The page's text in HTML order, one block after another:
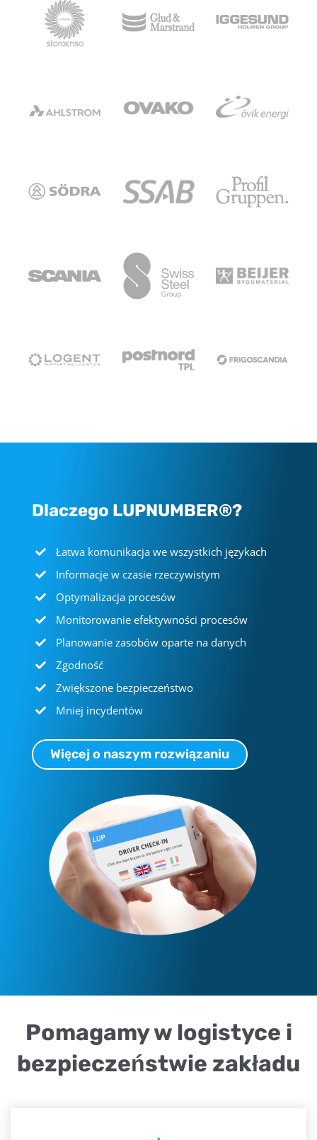
Dlaczego LUPNUMBER®?
Łatwa komunikacja we wszystkich językach
Informacje w czasie rzeczywistym
Optymalizacja procesów
Monitorowanie efektywności procesów
Planowanie zasobów oparte na danych
Zgodność
Zwiększone bezpieczeństwo
Mniej incydentów
Więcej o naszym rozwiązaniu
Pomagamy w logistyce i
bezpieczeństwie zakładu